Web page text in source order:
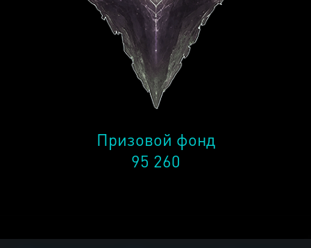
Призовой фонд
95 260